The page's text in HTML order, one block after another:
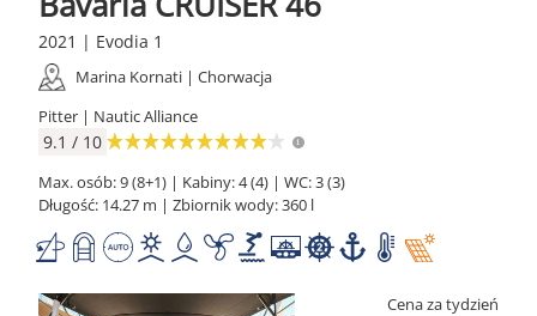
2021 | Evodia 1
Marina Kornati | Chorwacja
Pitter | Nautic Alliance
9.1 / 10
Max. osób: 9 (8+1) | Kabiny: 4 (4) | WC: 3 (3)
Długość: 14.27 m | Zbiornik wody: 360 l
Cena za tydzień